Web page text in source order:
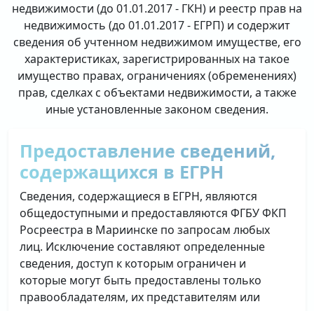
недвижимости (до 01.01.2017 - ГКН) и реестр прав на
недвижимость (до 01.01.2017 - ЕГРП) и содержит
сведения об учтенном недвижимом имуществе, его
характеристиках, зарегистрированных на такое
имущество правах, ограничениях (обременениях)
прав, сделках с объектами недвижимости, а также
иные установленные законом сведения.
Предоставление сведений,
содержащихся в ЕГРН
Сведения, содержащиеся в ЕГРН, являются
общедоступными и предоставляются ФГБУ ФКП
Росреестра в Мариинске по запросам любых
лиц. Исключение составляют определенные
сведения, доступ к которым ограничен и
которые могут быть предоставлены только
правообладателям, их представителям или